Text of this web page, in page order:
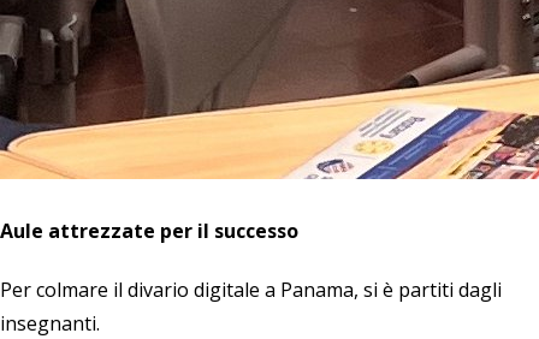
Aule attrezzate per il successo
Per colmare il divario digitale a Panama, si è partiti dagli
insegnanti.